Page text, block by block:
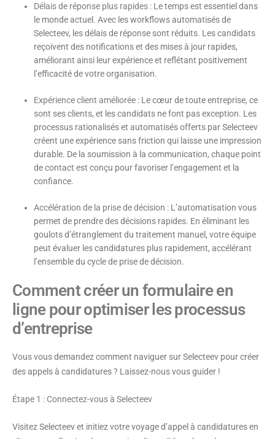
Délais de réponse plus rapides : Le temps est essentiel dans
le monde actuel. Avec les workflows automatisés de
Selecteev, les délais de réponse sont réduits. Les candidats
reçoivent des notifications et des mises à jour rapides,
améliorant ainsi leur expérience et reflétant positivement
l’efficacité de votre organisation.
Expérience client améliorée : Le cœur de toute entreprise, ce
sont ses clients, et les candidats ne font pas exception. Les
processus rationalisés et automatisés offerts par Selecteev
créent une expérience sans friction qui laisse une impression
durable. De la soumission à la communication, chaque point
de contact est conçu pour favoriser l’engagement et la
confiance.
Accélération de la prise de décision : L’automatisation vous
permet de prendre des décisions rapides. En éliminant les
goulots d’étranglement du traitement manuel, votre équipe
peut évaluer les candidatures plus rapidement, accélérant
l’ensemble du cycle de prise de décision.
Comment créer un formulaire en
ligne pour optimiser les processus
d’entreprise
Vous vous demandez comment naviguer sur Selecteev pour créer
des appels à candidatures ? Laissez-nous vous guider !
Étape 1 : Connectez-vous à Selecteev
Visitez Selecteev et initiez votre voyage d’appel à candidatures en